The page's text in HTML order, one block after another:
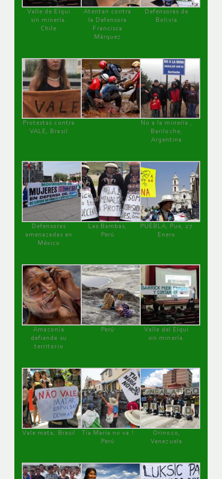
Valle de Elqui
sin minería.
Chile
Atentan contra
la Defensora
Francisca
Márquez
Defensoras de
Bolivia
Protestas contra
VALE, Brasil
No a la minería ,
Bariloche,
Argentina
Defensoras
amenazadas en
México
Las Bambas,
Perú
PUEBLA, Pue, 27
Enero
Amazonía
defiende su
territorio
Perú
Valle del Elqui
sin minería.
Vale mata, Brasil
Tía María no va !
Perú
Orinoco,
Venezuela